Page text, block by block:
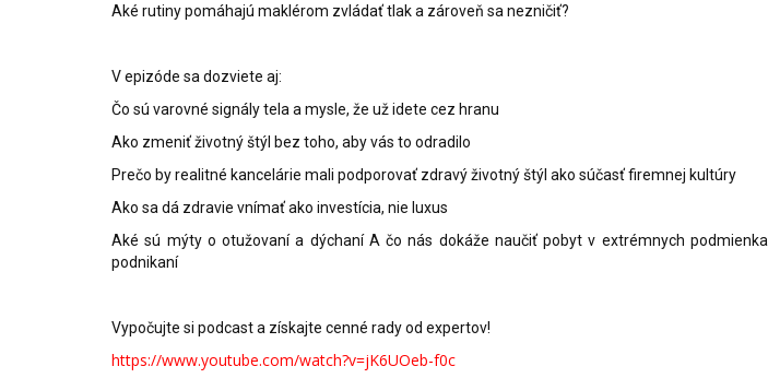
Aké rutiny pomáhajú maklérom zvládať tlak a zároveň sa nezničiť?
V epizóde sa dozviete aj:
Čo sú varovné signály tela a mysle, že už idete cez hranu
Ako zmeniť životný štýl bez toho, aby vás to odradilo
Prečo by realitné kancelárie mali podporovať zdravý životný štýl ako súčasť firemnej kultúry
Ako sa dá zdravie vnímať ako investícia, nie luxus
Aké sú mýty o otužovaní a dýchaní A čo nás dokáže naučiť pobyt v extrémnych
podnikaní
Vypočujte si podcast a získajte cenné rady od expertov!
https://www.youtube.com/watch?v=jK6UOeb-f0c